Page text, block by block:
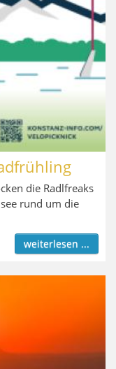
die Radlfreaks
rund um die
weiterlesen ...